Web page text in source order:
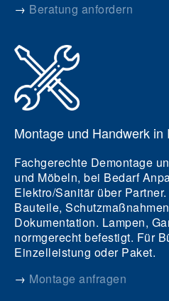
→ Beratung anfordern
Montage und Handwerk in
Fachgerechte Demontage
und Möbeln, bei Bedarf
Elektro/Sanitär über
Bauteile,
Dokumentation. Lampen,
normgerecht befestigt. Für
Einzelleistung oder Paket.
→ Montage anfragen